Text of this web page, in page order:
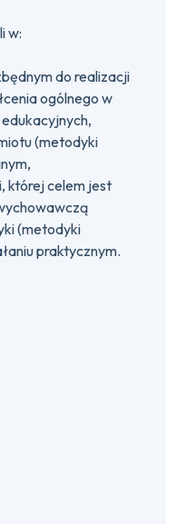
w:
do realizacji
ogólnego w
(metodyki
której celem jest
(metodyki
praktycznym.